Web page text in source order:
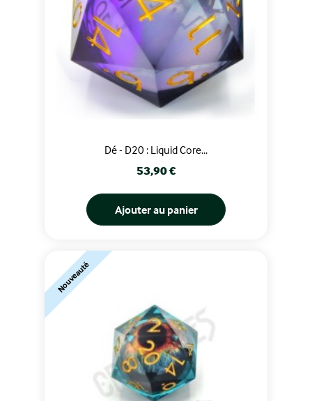
Dé - D20 : Liquid Core...
Prix
53,90 €
Ajouter au panier
Nouveauté